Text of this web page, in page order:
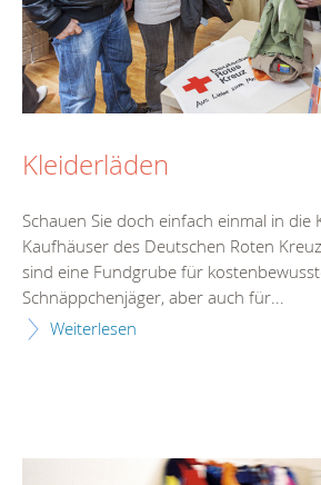
Kleiderläden
Schauen Sie doch einfach einmal in die
Kaufhäuser des Deutschen Roten
sind eine Fundgrube für
Schnäppchenjäger, aber auch für...
Weiterlesen